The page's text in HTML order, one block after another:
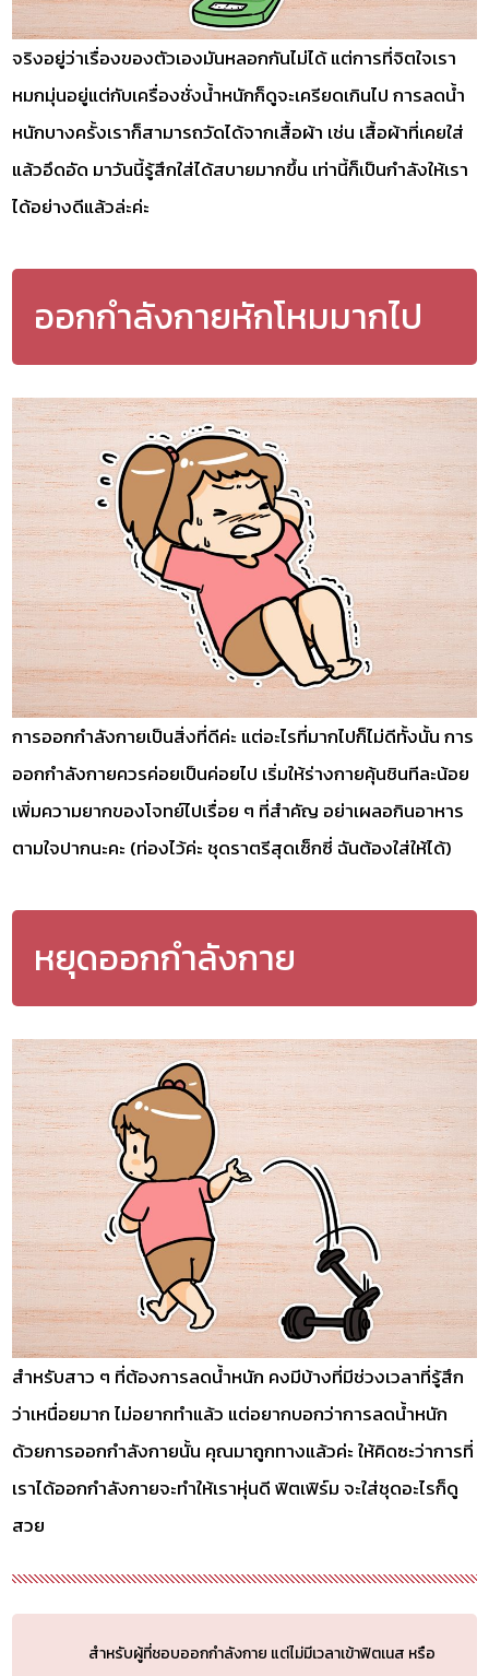
จริงอยู่ว่าเรื่องของตัวเองมันหลอกกันไม่ได้ แต่การที่จิตใจเรา
หมกมุ่นอยู่แต่กับเครื่องชั่งน้ำหนักก็ดูจะเครียดเกินไป การลดน้ำ
หนักบางครั้งเราก็สามารถวัดได้จากเสื้อผ้า เช่น เสื้อผ้าที่เคยใส่
แล้วอึดอัด มาวันนี้รู้สึกใส่ได้สบายมากขึ้น เท่านี้ก็เป็นกำลังให้เรา
ได้อย่างดีแล้วล่ะค่ะ
ออกกำลังกายหักโหมมากไป
การออกกำลังกายเป็นสิ่งที่ดีค่ะ แต่อะไรที่มากไปก็ไม่ดีทั้งนั้น การ
ออกกำลังกายควรค่อยเป็นค่อยไป เริ่มให้ร่างกายคุ้นชินทีละน้อย
เพิ่มความยากของโจทย์ไปเรื่อย ๆ ที่สำคัญ อย่าเผลอกินอาหาร
ตามใจปากนะคะ (ท่องไว้ค่ะ ชุดราตรีสุดเซ็กซี่ ฉันต้องใส่ให้ได้)
หยุดออกกำลังกาย
สำหรับสาว ๆ ที่ต้องการลดน้ำหนัก คงมีบ้างที่มีช่วงเวลาที่รู้สึก
ว่าเหนื่อยมาก ไม่อยากทำแล้ว แต่อยากบอกว่าการลดน้ำหนัก
ด้วยการออกกำลังกายนั้น คุณมาถูกทางแล้วค่ะ ให้คิดซะว่าการที่
เราได้ออกกำลังกายจะทำให้เราหุ่นดี ฟิตเฟิร์ม จะใส่ชุดอะไรก็ดู
สวย
สำหรับผู้ที่ชอบออกกำลังกาย แต่ไม่มีเวลาเข้าฟิตเนส หรือ